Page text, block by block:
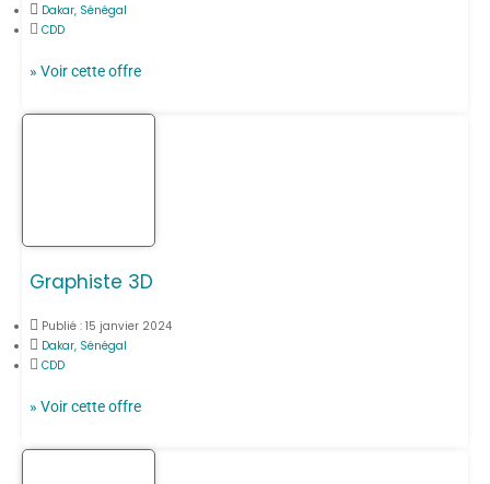
Dakar, Sénégal
CDD
» Voir cette offre
Graphiste 3D
Publié : 15 janvier 2024
Dakar, Sénégal
CDD
» Voir cette offre